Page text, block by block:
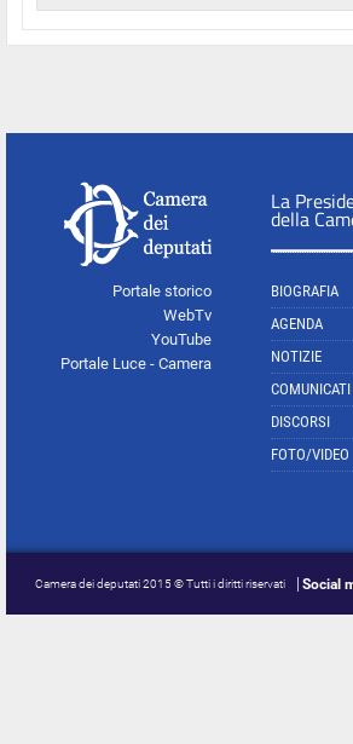
Portale storico
WebTv
YouTube
Portale Luce - Camera
La
della
BIOGRAFIA
AGENDA
NOTIZIE
COMUNICATI
DISCORSI
FOTO/VIDEO
Camera dei deputati 2015 © Tutti i diritti riservati Social